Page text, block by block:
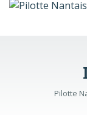
Pilotte